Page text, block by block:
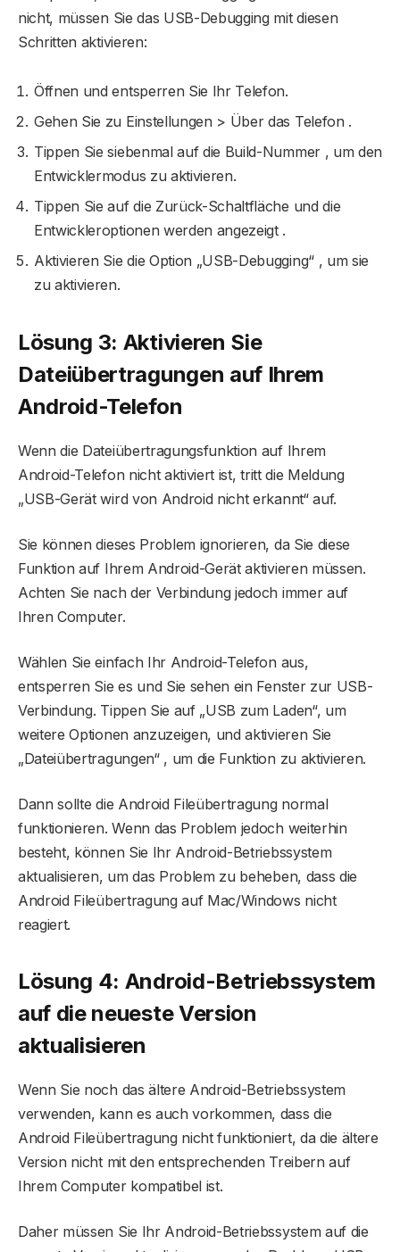
nicht, müssen Sie das USB-Debugging mit diesen
Schritten aktivieren:
Öffnen und entsperren Sie Ihr Telefon.
Gehen Sie zu Einstellungen > Über das Telefon .
Tippen Sie siebenmal auf die Build-Nummer , um den
Entwicklermodus zu aktivieren.
Tippen Sie auf die Zurück-Schaltfläche und die
Entwickleroptionen werden angezeigt .
Aktivieren Sie die Option „USB-Debugging“ , um sie
zu aktivieren.
Lösung 3: Aktivieren Sie
Dateiübertragungen auf Ihrem
Android-Telefon
Wenn die Dateiübertragungsfunktion auf Ihrem
Android-Telefon nicht aktiviert ist, tritt die Meldung
„USB-Gerät wird von Android nicht erkannt“ auf.
Sie können dieses Problem ignorieren, da Sie diese
Funktion auf Ihrem Android-Gerät aktivieren müssen.
Achten Sie nach der Verbindung jedoch immer auf
Ihren Computer.
Wählen Sie einfach Ihr Android-Telefon aus,
entsperren Sie es und Sie sehen ein Fenster zur USB-
Verbindung. Tippen Sie auf „USB zum Laden“, um
weitere Optionen anzuzeigen, und aktivieren Sie
„Dateiübertragungen“ , um die Funktion zu aktivieren.
Dann sollte die Android Fileübertragung normal
funktionieren. Wenn das Problem jedoch weiterhin
besteht, können Sie Ihr Android-Betriebssystem
aktualisieren, um das Problem zu beheben, dass die
Android Fileübertragung auf Mac/Windows nicht
reagiert.
Lösung 4: Android-Betriebssystem
auf die neueste Version
aktualisieren
Wenn Sie noch das ältere Android-Betriebssystem
verwenden, kann es auch vorkommen, dass die
Android Fileübertragung nicht funktioniert, da die ältere
Version nicht mit den entsprechenden Treibern auf
Ihrem Computer kompatibel ist.
Daher müssen Sie Ihr Android-Betriebssystem auf die